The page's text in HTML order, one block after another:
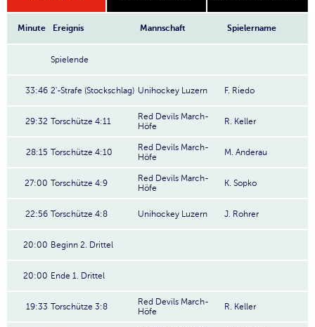
Minute Ereignis Mannschaft Spielername
Spielende
33:46 2'-Strafe (Stockschlag) Unihockey Luzern F. Riedo
29:32 Torschütze 4:11
Red Devils March-
Höfe
R. Keller
28:15 Torschütze 4:10
Red Devils March-
Höfe
M. Anderau
27:00 Torschütze 4:9
Red Devils March-
Höfe
K. Sopko
22:56 Torschütze 4:8 Unihockey Luzern J. Rohrer
20:00 Beginn 2. Drittel
20:00 Ende 1. Drittel
19:33 Torschütze 3:8
Red Devils March-
Höfe
R. Keller